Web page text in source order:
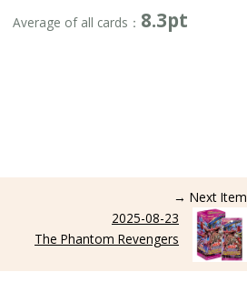
Average of all cards： 8.3pt
→ Next Item
2025-08-23
The Phantom Revengers